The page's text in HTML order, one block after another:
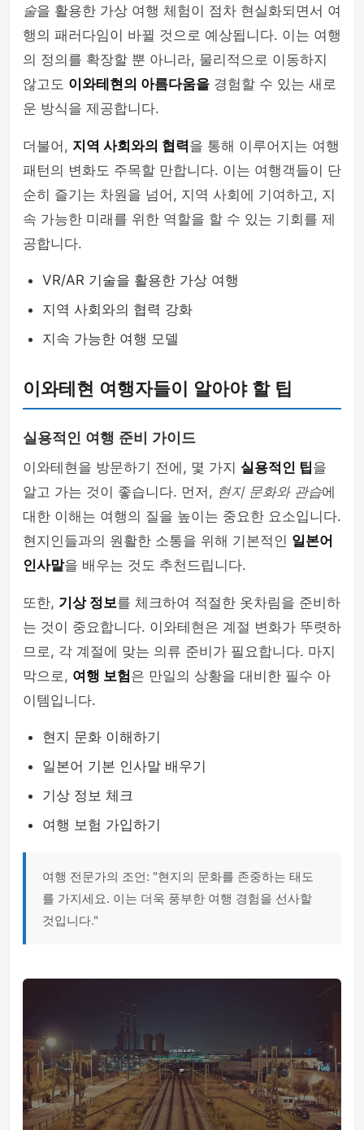
술을 활용한 가상 여행 체험이 점차 현실화되면서 여
행의 패러다임이 바뀔 것으로 예상됩니다. 이는 여행
의 정의를 확장할 뿐 아니라, 물리적으로 이동하지
않고도 이와테현의 아름다움을 경험할 수 있는 새로
운 방식을 제공합니다.
더불어, 지역 사회와의 협력을 통해 이루어지는 여행
패턴의 변화도 주목할 만합니다. 이는 여행객들이 단
순히 즐기는 차원을 넘어, 지역 사회에 기여하고, 지
속 가능한 미래를 위한 역할을 할 수 있는 기회를 제
공합니다.
VR/AR 기술을 활용한 가상 여행
지역 사회와의 협력 강화
지속 가능한 여행 모델
이와테현 여행자들이 알아야 할 팁
실용적인 여행 준비 가이드
이와테현을 방문하기 전에, 몇 가지 실용적인 팁을
알고 가는 것이 좋습니다. 먼저, 현지 문화와 관습에
대한 이해는 여행의 질을 높이는 중요한 요소입니다.
현지인들과의 원활한 소통을 위해 기본적인 일본어
인사말을 배우는 것도 추천드립니다.
또한, 기상 정보를 체크하여 적절한 옷차림을 준비하
는 것이 중요합니다. 이와테현은 계절 변화가 뚜렷하
므로, 각 계절에 맞는 의류 준비가 필요합니다. 마지
막으로, 여행 보험은 만일의 상황을 대비한 필수 아
이템입니다.
현지 문화 이해하기
일본어 기본 인사말 배우기
기상 정보 체크
여행 보험 가입하기
여행 전문가의 조언: "현지의 문화를 존중하는 태도
를 가지세요. 이는 더욱 풍부한 여행 경험을 선사할
것입니다."